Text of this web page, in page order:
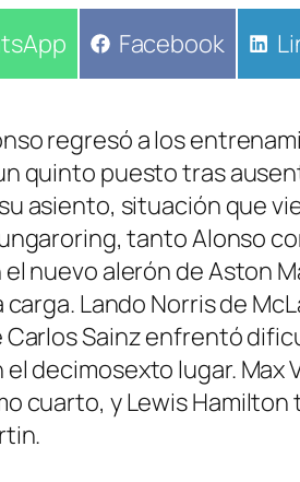
Compartir
Facebook
regresó a los
quinto puesto tras
asiento, situación que
tanto Alonso
nuevo alerón de Aston
Lando Norris de
Sainz enfrentó
decimosexto lugar.
cuarto, y Lewis